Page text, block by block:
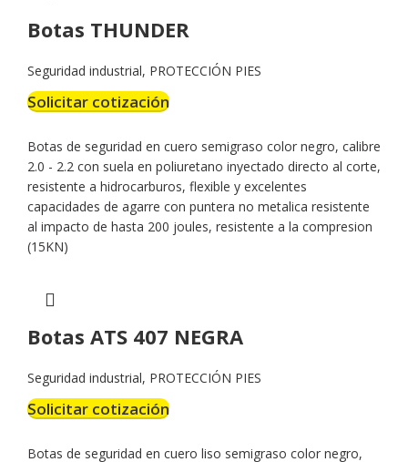
Botas THUNDER
Seguridad industrial, PROTECCIÓN PIES
Solicitar cotización
Botas de seguridad en cuero semigraso color negro, calibre
2.0 - 2.2 con suela en poliuretano inyectado directo al corte,
resistente a hidrocarburos, flexible y excelentes
capacidades de agarre con puntera no metalica resistente
al impacto de hasta 200 joules, resistente a la compresion
(15KN)
Botas ATS 407 NEGRA
Seguridad industrial, PROTECCIÓN PIES
Solicitar cotización
Botas de seguridad en cuero liso semigraso color negro,